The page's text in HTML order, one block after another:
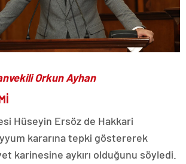
Orkun Ayhan
Hüseyin Ersöz de Hakkari
kararına tepki göstererek
karinesine aykırı olduğunu söyledi.